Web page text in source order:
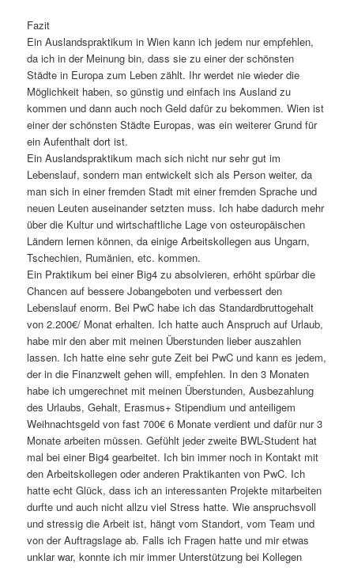
Fazit
Ein Auslandspraktikum in Wien kann ich jedem nur empfehlen,
da ich in der Meinung bin, dass sie zu einer der schönsten
Städte in Europa zum Leben zählt. Ihr werdet nie wieder die
Möglichkeit haben, so günstig und einfach ins Ausland zu
kommen und dann auch noch Geld dafür zu bekommen. Wien ist
einer der schönsten Städte Europas, was ein weiterer Grund für
ein Aufenthalt dort ist.
Ein Auslandspraktikum mach sich nicht nur sehr gut im
Lebenslauf, sondern man entwickelt sich als Person weiter, da
man sich in einer fremden Stadt mit einer fremden Sprache und
neuen Leuten auseinander setzten muss. Ich habe dadurch mehr
über die Kultur und wirtschaftliche Lage von osteuropäischen
Ländern lernen können, da einige Arbeitskollegen aus Ungarn,
Tschechien, Rumänien, etc. kommen.
Ein Praktikum bei einer Big4 zu absolvieren, erhöht spürbar die
Chancen auf bessere Jobangeboten und verbessert den
Lebenslauf enorm. Bei PwC habe ich das Standardbruttogehalt
von 2.200€/ Monat erhalten. Ich hatte auch Anspruch auf Urlaub,
habe mir den aber mit meinen Überstunden lieber auszahlen
lassen. Ich hatte eine sehr gute Zeit bei PwC und kann es jedem,
der in die Finanzwelt gehen will, empfehlen. In den 3 Monaten
habe ich umgerechnet mit meinen Überstunden, Ausbezahlung
des Urlaubs, Gehalt, Erasmus+ Stipendium und anteiligem
Weihnachtsgeld von fast 700€ 6 Monate verdient und dafür nur 3
Monate arbeiten müssen. Gefühlt jeder zweite BWL-Student hat
mal bei einer Big4 gearbeitet. Ich bin immer noch in Kontakt mit
den Arbeitskollegen oder anderen Praktikanten von PwC. Ich
hatte echt Glück, dass ich an interessanten Projekte mitarbeiten
durfte und auch nicht allzu viel Stress hatte. Wie anspruchsvoll
und stressig die Arbeit ist, hängt vom Standort, vom Team und
von der Auftragslage ab. Falls ich Fragen hatte und mir etwas
unklar war, konnte ich mir immer Unterstützung bei Kollegen